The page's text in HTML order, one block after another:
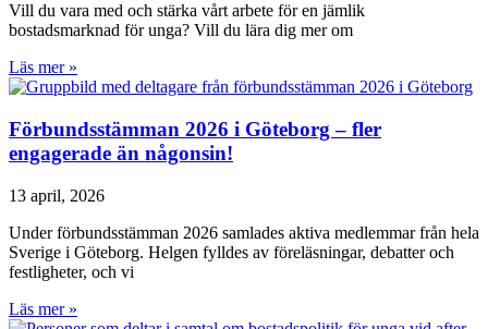
Vill du vara med och stärka vårt arbete för en jämlik
bostadsmarknad för unga? Vill du lära dig mer om
Läs mer »
Förbundsstämman 2026 i Göteborg – fler
engagerade än någonsin!
13 april, 2026
Under förbundsstämman 2026 samlades aktiva medlemmar från hela
Sverige i Göteborg. Helgen fylldes av föreläsningar, debatter och
festligheter, och vi
Läs mer »